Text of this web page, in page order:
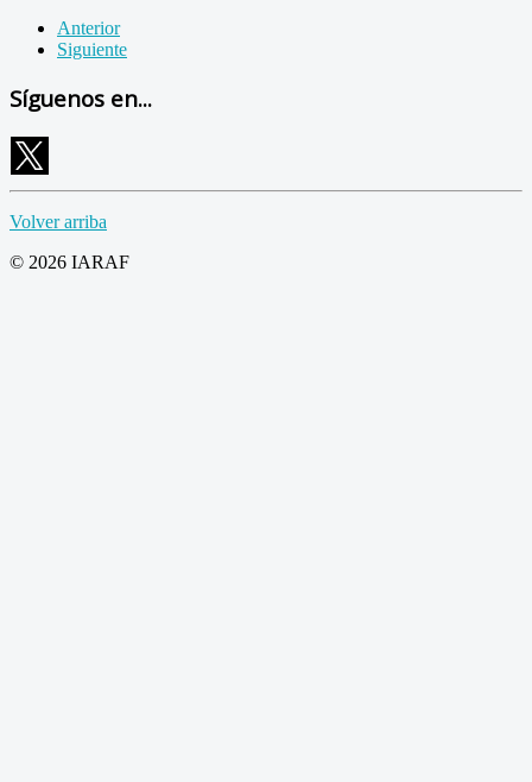
Anterior
Siguiente
Síguenos en...
Volver arriba
© 2026 IARAF